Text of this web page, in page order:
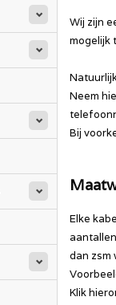
Wij zijn
mogelijk
Neem
Bij
Elke
dan zsm
Klik